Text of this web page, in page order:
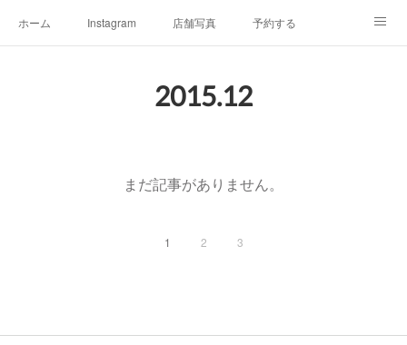
ホーム Instagram 店舗写真 予約する
チルアウトの極上ヘッドスパお客様へご挨拶
2015.12
まだ記事がありません。
1 2 3